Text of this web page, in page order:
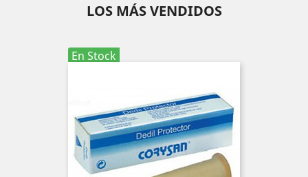
LOS MÁS VENDIDOS
En Stock